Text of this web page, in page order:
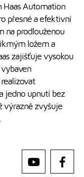
Haas Automation
přesné a efektivní
na prodlouženou
ložem a
zajišťuje vysokou
jedno upnutí bez
výrazně zvyšuje